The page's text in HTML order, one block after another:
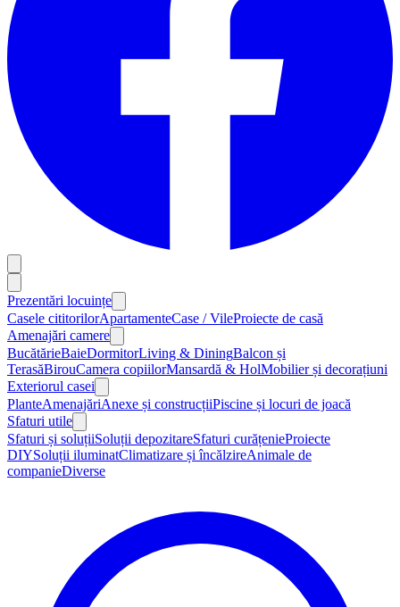
Prezentări locuințe
Casele cititorilorApartamenteCase / VileProiecte de casă
Amenajări camere
BucătărieBaieDormitorLiving & DiningBalcon și
TerasăBirouCamera copiilorMansardă & HolMobilier și decorațiuni
Exteriorul casei
PlanteAmenajăriAnexe și construcțiiPiscine și locuri de joacă
Sfaturi utile
Sfaturi și soluțiiSoluții depozitareSfaturi curățenieProiecte
DIYSoluții iluminatClimatizare și încălzireAnimale de
companieDiverse